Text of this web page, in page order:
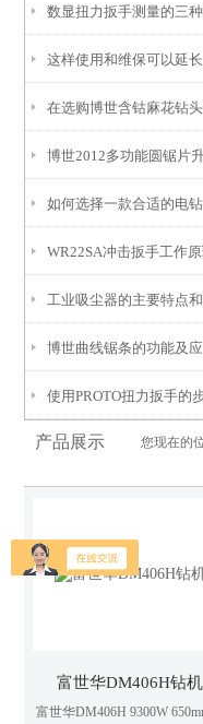
数显扭力扳手测量的三
博世2012多功能圆锯片
如何选择一款合适的电钻
WR22SA冲击扳手工作
工业吸尘器的主要特点
博世曲线锯条的功能及
使用PROTO扭力扳手的
产品展示 您现在的
富世华DM406H钻机
富世华DM406H 9300W